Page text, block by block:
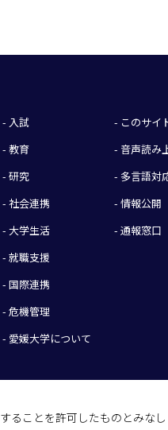
ことを許可したものとみなし
- 入試
- 教育
- 研究
- 社会連携
- 大学生活
- 就職支援
- 国際連携
- 危機管理
- 愛媛大学について
- このサイ
- 音声読み
- 多言語対
- 情報公開
- 通報窓口
University.